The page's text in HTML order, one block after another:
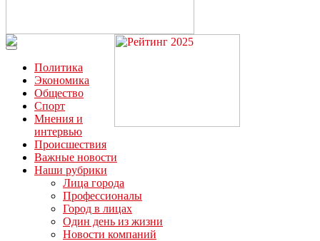
Читайте последние новости дня в Тульской области на сайте
“ЗаНовомосковск”
Политика
Экономика
Общество
Спорт
Мнения и
интервью
Происшествия
Важные новости
Наши рубрики
Лица города
Профессионалы
Город в лицах
Один день из жизни
Новости компаний